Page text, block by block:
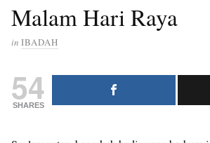
Malam Hari Raya
in IBADAH
54
SHARES